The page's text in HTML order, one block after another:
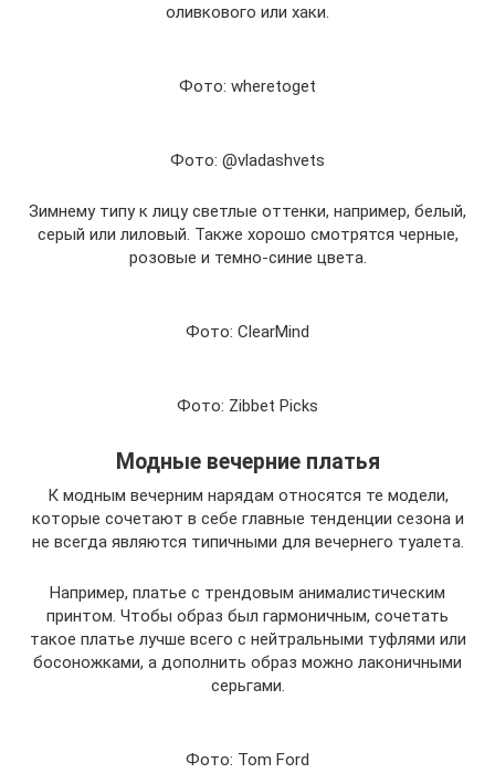
оливкового или хаки.
Фото: wheretoget
Фото: @vladashvets
Зимнему типу к лицу светлые оттенки, например, белый,
серый или лиловый. Также хорошо смотрятся черные,
розовые и темно-синие цвета.
Фото: ClearMind
Фото: Zibbet Picks
Модные вечерние платья
К модным вечерним нарядам относятся те модели,
которые сочетают в себе главные тенденции сезона и
не всегда являются типичными для вечернего туалета.
Например, платье с трендовым анималистическим
принтом. Чтобы образ был гармоничным, сочетать
такое платье лучше всего с нейтральными туфлями или
босоножками, а дополнить образ можно лаконичными
серьгами.
Фото: Tom Ford